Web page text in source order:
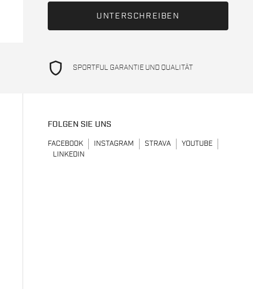
shield SPORTFUL GARANTIE UND QUALITÄT
FOLGEN SIE UNS
FACEBOOK INSTAGRAM STRAVA
YOUTUBE
LINKEDIN